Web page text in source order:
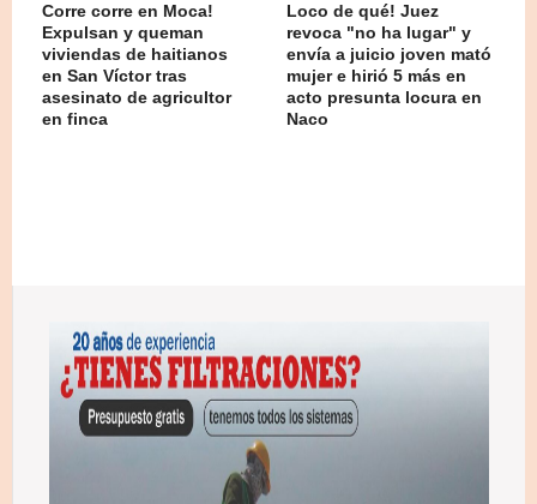
Corre corre en Moca!
Expulsan y queman
viviendas de haitianos
en San Víctor tras
asesinato de agricultor
en finca
Loco de qué! Juez
revoca "no ha lugar" y
envía a juicio joven mató
mujer e hirió 5 más en
acto presunta locura en
Naco